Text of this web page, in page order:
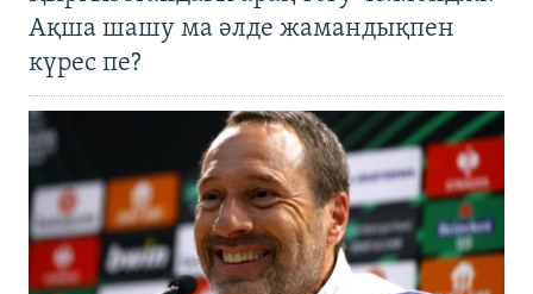
Ақша шашу ма әлде жамандықпен
күрес пе?